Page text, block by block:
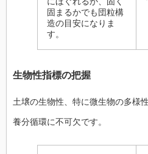
固まるかでも団粒構
造の目安になりま
す。
生物性指標の把握
土壌の生物性、特に微生物の多様
養分循環に不可欠です。